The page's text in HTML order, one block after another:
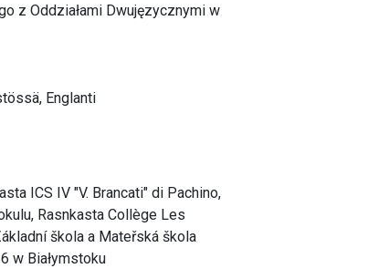
z Oddziałami Dwujęzycznymi w
Englanti
ICS IV "V. Brancati" di Pachino,
Rasnkasta Collège Les
škola a Mateřská škola
w Białymstoku